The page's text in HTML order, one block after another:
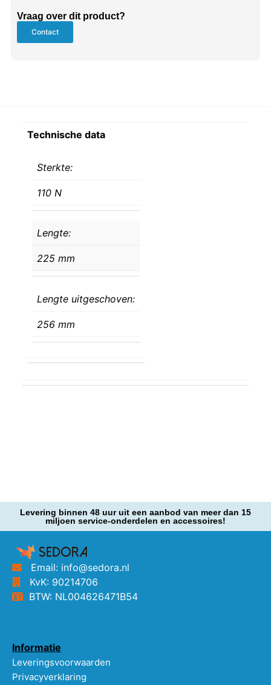
Vraag over dit product?
Contact
Technische data
Sterkte:
110 N
Lengte:
225 mm
Lengte uitgeschoven:
256 mm
Levering binnen 48 uur uit een aanbod van meer dan 15
miljoen service-onderdelen en accessoires!
Email: info@sedora.nl
KvK: 90214706
BTW: NL004626471B54
Informatie
Leveringsvoorwaarden
Privacyverklaring